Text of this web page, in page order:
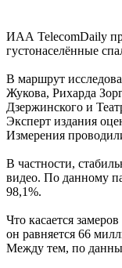
ИАА TelecomDaily
густонаселённые
В маршрут
Жукова, Рихарда
Дзержинского и
Эксперт издания
Измерения
В частности,
видео. По данному
98,1%.
Что касается
он равняется 66
Между тем, по